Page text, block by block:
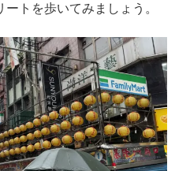
トを歩いてみましょう。